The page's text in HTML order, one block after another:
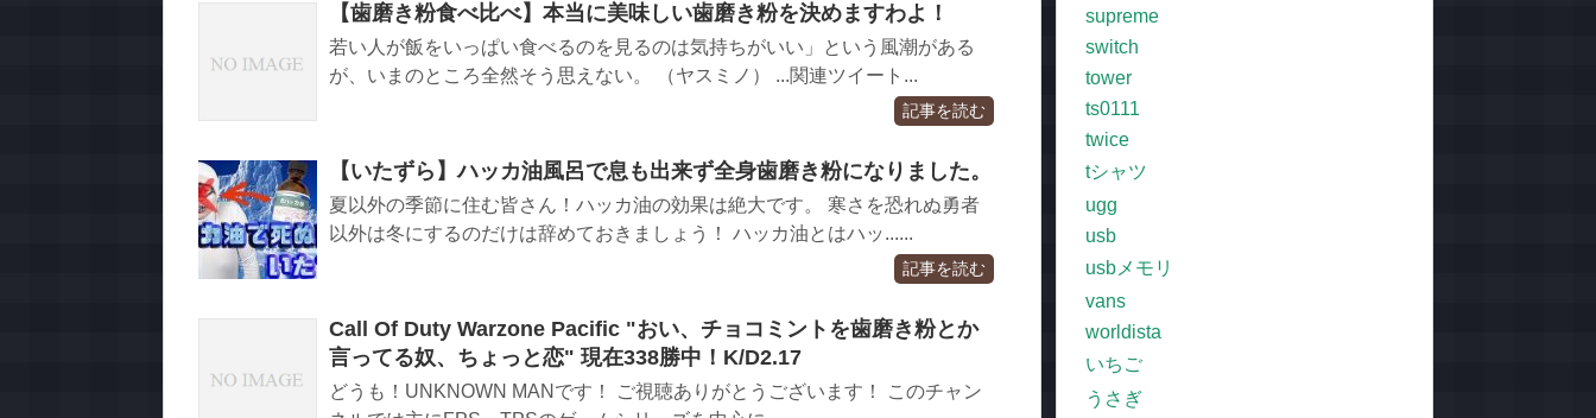
【歯磨き粉食べ比べ】本当に美味しい歯磨き粉を決めますわよ！
若い人が飯をいっぱい食べるのを見るのは気持ちがいい」という風潮がある
が、いまのところ全然そう思えない。 （ヤスミノ） ...関連ツイート...
記事を読む
【いたずら】ハッカ油風呂で息も出来ず全身歯磨き粉になりました。
夏以外の季節に住む皆さん！ハッカ油の効果は絶大です。 寒さを恐れぬ勇者
以外は冬にするのだけは辞めておきましょう！ ハッカ油とはハッ......
記事を読む
Call Of Duty Warzone Pacific "おい、チョコミントを歯磨き粉とか
言ってる奴、ちょっと恋" 現在338勝中！K/D2.17
どうも！UNKNOWN MANです！ ご視聴ありがとうございます！ このチャン
supreme
switch
tower
ts0111
twice
tシャツ
ugg
usb
usbメモリ
vans
worldista
いちご
うさぎ